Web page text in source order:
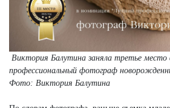
Виктория Балутина заняла третье
профессиональный фотограф
Фото: Виктория Балутина